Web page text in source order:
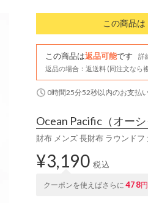
この商品は
この商品は返品可能です
詳
返品の場合：返送料 (同注文なら
0時間25分51秒以内のお支払
Ocean Pacific （オー
財布 メンズ 長財布 ラウンドフ
¥3,190 税込
クーポンを使えばさらに 478